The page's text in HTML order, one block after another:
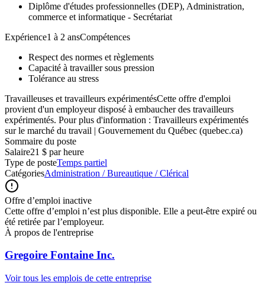
Diplôme d'études professionnelles (DEP), Administration,
commerce et informatique - Secrétariat
Expérience1 à 2 ansCompétences
Respect des normes et règlements
Capacité à travailler sous pression
Tolérance au stress
Travailleuses et travailleurs expérimentésCette offre d'emploi
provient d'un employeur disposé à embaucher des travailleurs
expérimentés. Pour plus d'information : Travailleurs expérimentés
sur le marché du travail | Gouvernement du Québec (quebec.ca)
Sommaire du poste
Salaire21 $ par heure
Type de posteTemps partiel
CatégoriesAdministration / Bureautique / Clérical
Offre d’emploi inactive
Cette offre d’emploi n’est plus disponible. Elle a peut-être expiré ou
été retirée par l’employeur.
À propos de l'entreprise
Gregoire Fontaine Inc.
Voir tous les emplois de cette entreprise